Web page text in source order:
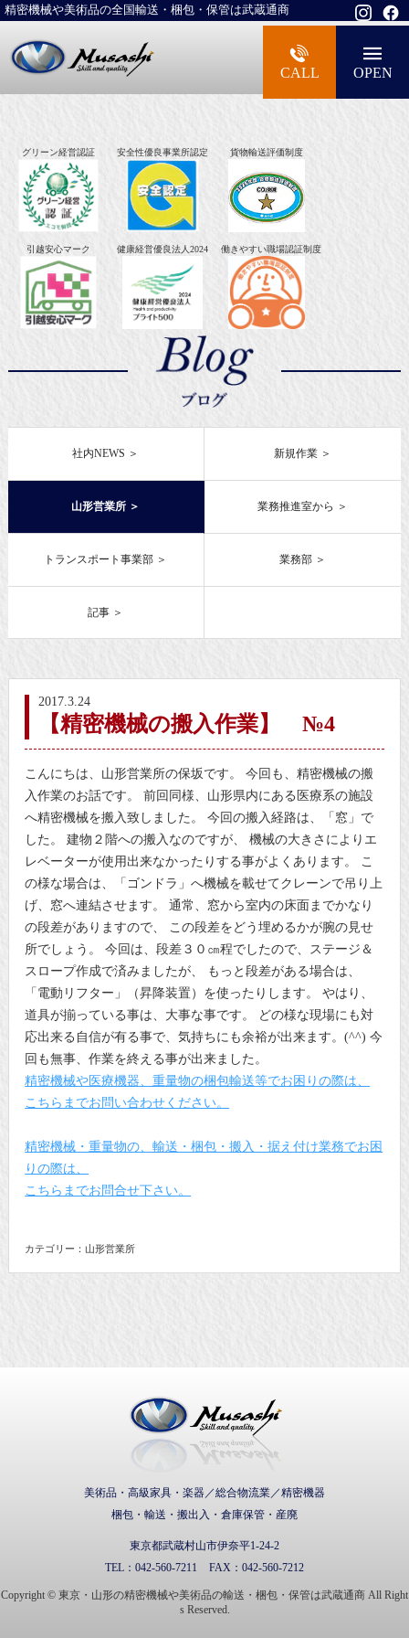
精密機械や美術品の全国輸送・梱包・保管は武蔵通商
大型精密機械・美術品・高級楽器の梱包・
CALL OPEN
グリーン経営認証 安全性優良事業所認定 貨物輸送評価制度
引越安心マーク 健康経営優良法人2024 働きやすい職場認証制度
2017.3.24
【精密機械の搬入作業】 №4
こんにちは、山形営業所の保坂です。 今回も、精密機械の搬
入作業のお話です。 前回同様、山形県内にある医療系の施設
へ精密機械を搬入致しました。 今回の搬入経路は、「窓」で
した。 建物２階への搬入なのですが、 機械の大きさによりエ
レベーターが使用出来なかったりする事がよくあります。 こ
の様な場合は、「ゴンドラ」へ機械を載せてクレーンで吊り上
げ、窓へ連結させます。 通常、窓から室内の床面までかなり
の段差がありますので、 この段差をどう埋めるかが腕の見せ
所でしょう。 今回は、段差３０㎝程でしたので、ステージ＆
スロープ作成で済みましたが、 もっと段差がある場合は、
「電動リフター」（昇降装置）を使ったりします。 やはり、
道具が揃っている事は、大事な事です。 どの様な現場にも対
応出来る自信が有る事で、気持ちにも余裕が出来ます。(^^) 今
回も無事、作業を終える事が出来ました。
精密機械や医療機器、重量物の梱包輸送等でお困りの際は、
こちらまでお問い合わせください。
精密機械・重量物の、輸送・梱包・搬入・据え付け業務でお困
りの際は、
こちらまでお問合せ下さい。
カテゴリー：山形営業所
社内NEWS 新規作業
山形営業所 業務推進室から
トランスポート事業部 業務部
記事
美術品・高級家具・楽器／総合物流業／精密機器
梱包・輸送・搬出入・倉庫保管・産廃
東京都武蔵村山市伊奈平1-24-2
TEL： 042-560-7211 FAX： 042-560-7212
Copyright © 東京・山形の精密機械や美術品の輸送・梱包・保管は武蔵通商 All Right
s Reserved.